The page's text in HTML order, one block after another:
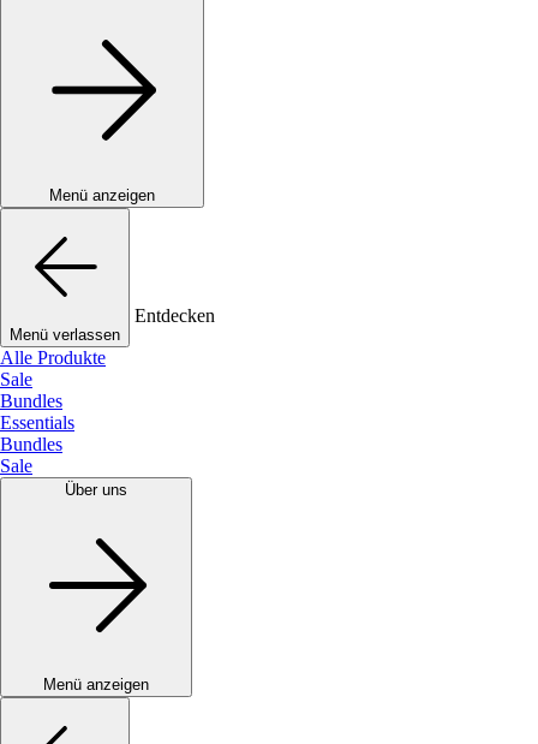
Menü anzeigen
Menü verlassen
Entdecken
Alle Produkte
Sale
Bundles
Essentials
Bundles
Sale
Über uns
Menü anzeigen